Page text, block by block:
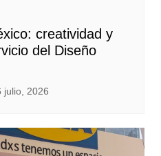
creatividad y
del Diseño
julio, 2026